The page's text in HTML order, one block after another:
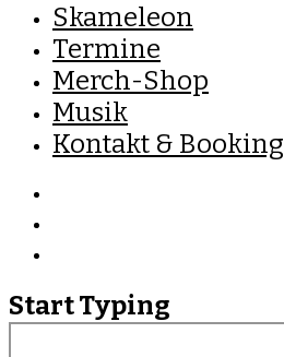
Skameleon
Termine
Merch-Shop
Musik
Kontakt & Booking
Start Typing